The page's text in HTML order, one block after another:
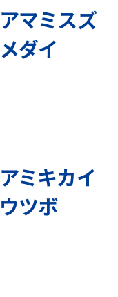
アマミスズ
メダイ
アミキカイ
ウツボ